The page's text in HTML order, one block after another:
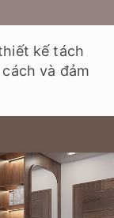
kế tách
và đảm